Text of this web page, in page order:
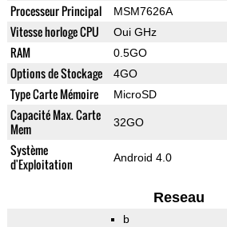
Processeur Principal MSM7626A
Vitesse horloge CPU Oui GHz
RAM 0.5GO
Options de Stockage 4GO
Type Carte Mémoire MicroSD
Capacité Max. Carte
Mem
32GO
Système
d'Exploitation
Android 4.0
Reseau
b